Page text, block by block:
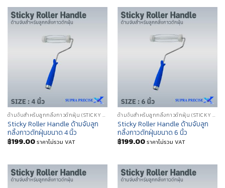
ด้ามจับสำหรับลูกกลิ้งกาวดักฝุ่น (STICKY ROLLER HANDLE)
Sticky Roller Handle ด้ามจับลูก
กลิ้งกาวดักฝุ่นขนาด 4 นิ้ว
฿199.00 ราคาไม่รวม VAT
ด้ามจับสำหรับลูกกลิ้งกาวดักฝุ่น (STICKY ROLLER HANDLE)
Sticky Roller Handle ด้ามจับลูก
กลิ้งกาวดักฝุ่นขนาด 6 นิ้ว
฿199.00 ราคาไม่รวม VAT